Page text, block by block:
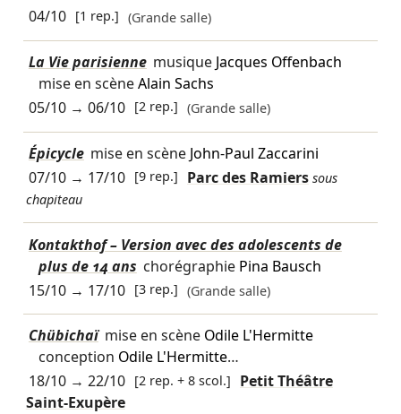
04/10 [1 rep.] (Grande salle)
La Vie parisienne musique Jacques Offenbach
mise en scèneAlain Sachs
05/10→ 06/10 [2 rep.] (Grande salle)
Épicycle mise en scène John-Paul Zaccarini
07/10→ 17/10 [9 rep.] Parc des Ramiers sous
chapiteau
Kontakthof – Version avec des adolescents de
plus de 14 ans chorégraphie Pina Bausch
15/10→ 17/10 [3 rep.] (Grande salle)
Chübichaï mise en scène Odile L'Hermitte
conception Odile L'Hermitte…
18/10→ 22/10 [2 rep. + 8 scol.]
Petit Théâtre
Saint-Exupère